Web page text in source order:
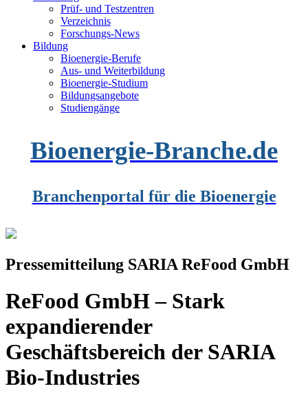
Prüf- und Testzentren
Verzeichnis
Forschungs-News
Bildung
Bioenergie-Berufe
Aus- und Weiterbildung
Bioenergie-Studium
Bildungsangebote
Studiengänge
Bioenergie-Branche.de
Branchenportal für die Bioenergie
Pressemitteilung SARIA ReFood GmbH
ReFood GmbH – Stark
expandierender
Geschäftsbereich der SARIA
Bio-Industries